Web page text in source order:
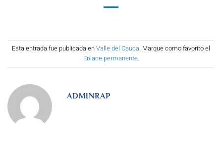
Esta entrada fue publicada en Valle del Cauca. Marque como favorito el
Enlace permanente.
ADMINRAP